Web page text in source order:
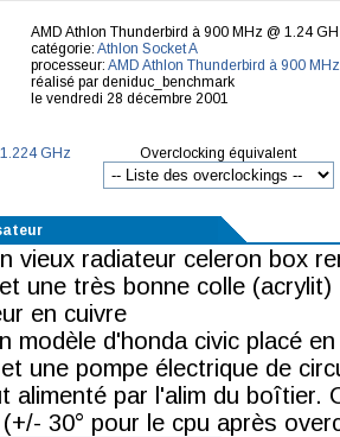
AMD Athlon Thunderbird à 900 MHz @ 1.24
catégorie: Athlon Socket A
processeur: AMD Athlon Thunderbird à 900 MHz
réalisé par deniduc_benchmark
le vendredi 28 décembre 2001
GHz Overclocking équivalent
vieux radiateur celeron box
une très bonne colle (acrylit)
en cuivre
modèle d'honda civic placé
une pompe électrique de
alimenté par l'alim du boîtier.
30° pour le cpu après